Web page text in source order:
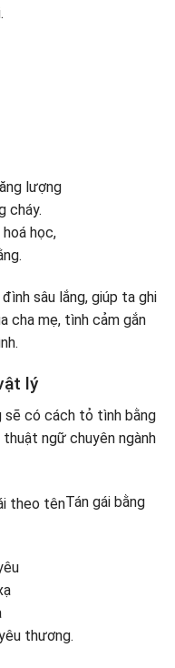
lượng
cháy.
học,
sâu lắng, giúp ta ghi
cha mẹ, tình cảm gắn
lý
sẽ có cách tỏ tình bằng
ngữ chuyên ngành
Tán gái bằng
thương.